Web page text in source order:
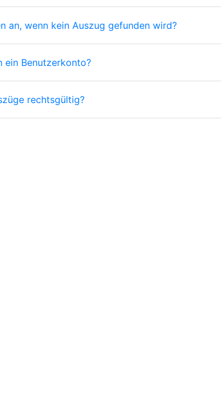
an, wenn kein Auszug gefunden wird?
ein Benutzerkonto?
rechtsgültig?